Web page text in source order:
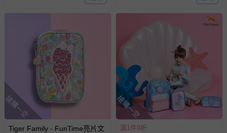
搶購一空
Tiger Family - FunTime亮片文
搶購一空
滿1件9折